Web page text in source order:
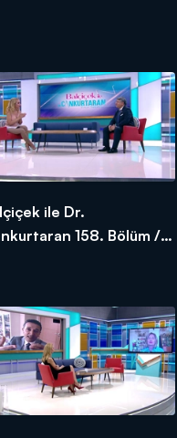
ile Dr.
158. Bölüm /